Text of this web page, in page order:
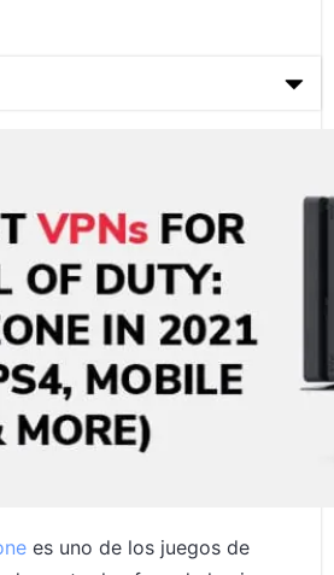
una VPN para jugar Call of Duty:
las mejores VPNs para Call of
es uno de los juegos de